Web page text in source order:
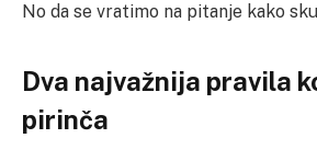
No da se vratimo na pitanje kako
Dva najvažnija pravila
pirinča